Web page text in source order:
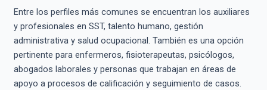
Entre los perfiles más comunes se encuentran los auxiliares
y profesionales en SST, talento humano, gestión
administrativa y salud ocupacional. También es una opción
pertinente para enfermeros, fisioterapeutas, psicólogos,
abogados laborales y personas que trabajan en áreas de
apoyo a procesos de calificación y seguimiento de casos.